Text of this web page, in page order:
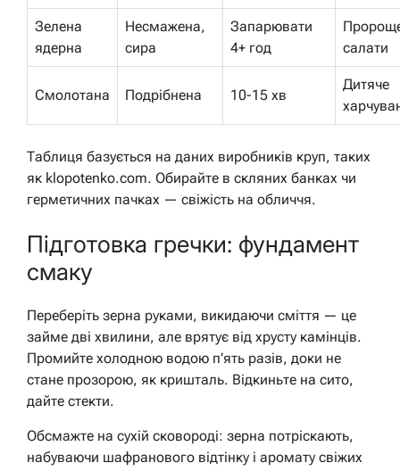
Зелена
ядерна
Несмажена,
сира
Запарювати
4+ год
салати
Смолотана Подрібнена 10-15 хв
Дитяче
Таблиця базується на даних виробників круп, таких
як klopotenko.com. Обирайте в скляних банках чи
герметичних пачках — свіжість на обличчя.
Підготовка гречки: фундамент
смаку
Переберіть зерна руками, викидаючи сміття — це
займе дві хвилини, але врятує від хрусту камінців.
Промийте холодною водою п’ять разів, доки не
стане прозорою, як кришталь. Відкиньте на сито,
дайте стекти.
Обсмажте на сухій сковороді: зерна потріскають,
набуваючи шафранового відтінку і аромату свіжих